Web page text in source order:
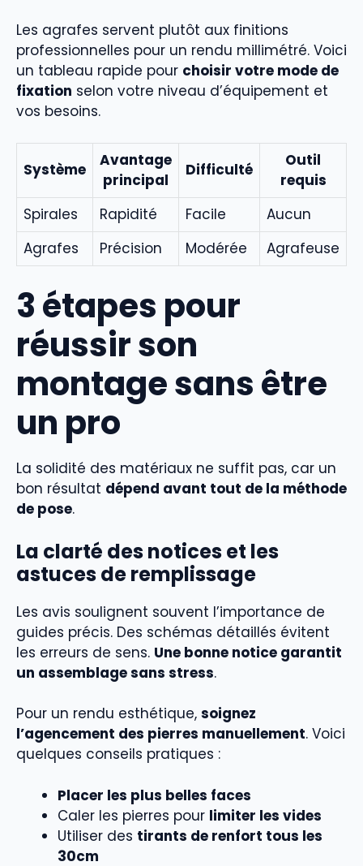
Les agrafes servent plutôt aux finitions
professionnelles pour un rendu millimétré. Voici
un tableau rapide pour choisir votre mode de
fixation selon votre niveau d’équipement et
vos besoins.
Système
Avantage
principal
Difficulté
Outil
requis
Spirales
Rapidité Facile
Aucun
Agrafes
Précision Modérée Agrafeuse
3 étapes pour
réussir son
montage sans être
un pro
La solidité des matériaux ne suffit pas, car un
bon résultat dépend avant tout de la méthode
de pose.
La clarté des notices et les
astuces de remplissage
Les avis soulignent souvent l’importance de
guides précis. Des schémas détaillés évitent
les erreurs de sens. Une bonne notice garantit
un assemblage sans stress.
Pour un rendu esthétique, soignez
l’agencement des pierres manuellement. Voici
quelques conseils pratiques :
Placer les plus belles faces
Caler les pierres pour limiter les vides
Utiliser des tirants de renfort tous les
30cm